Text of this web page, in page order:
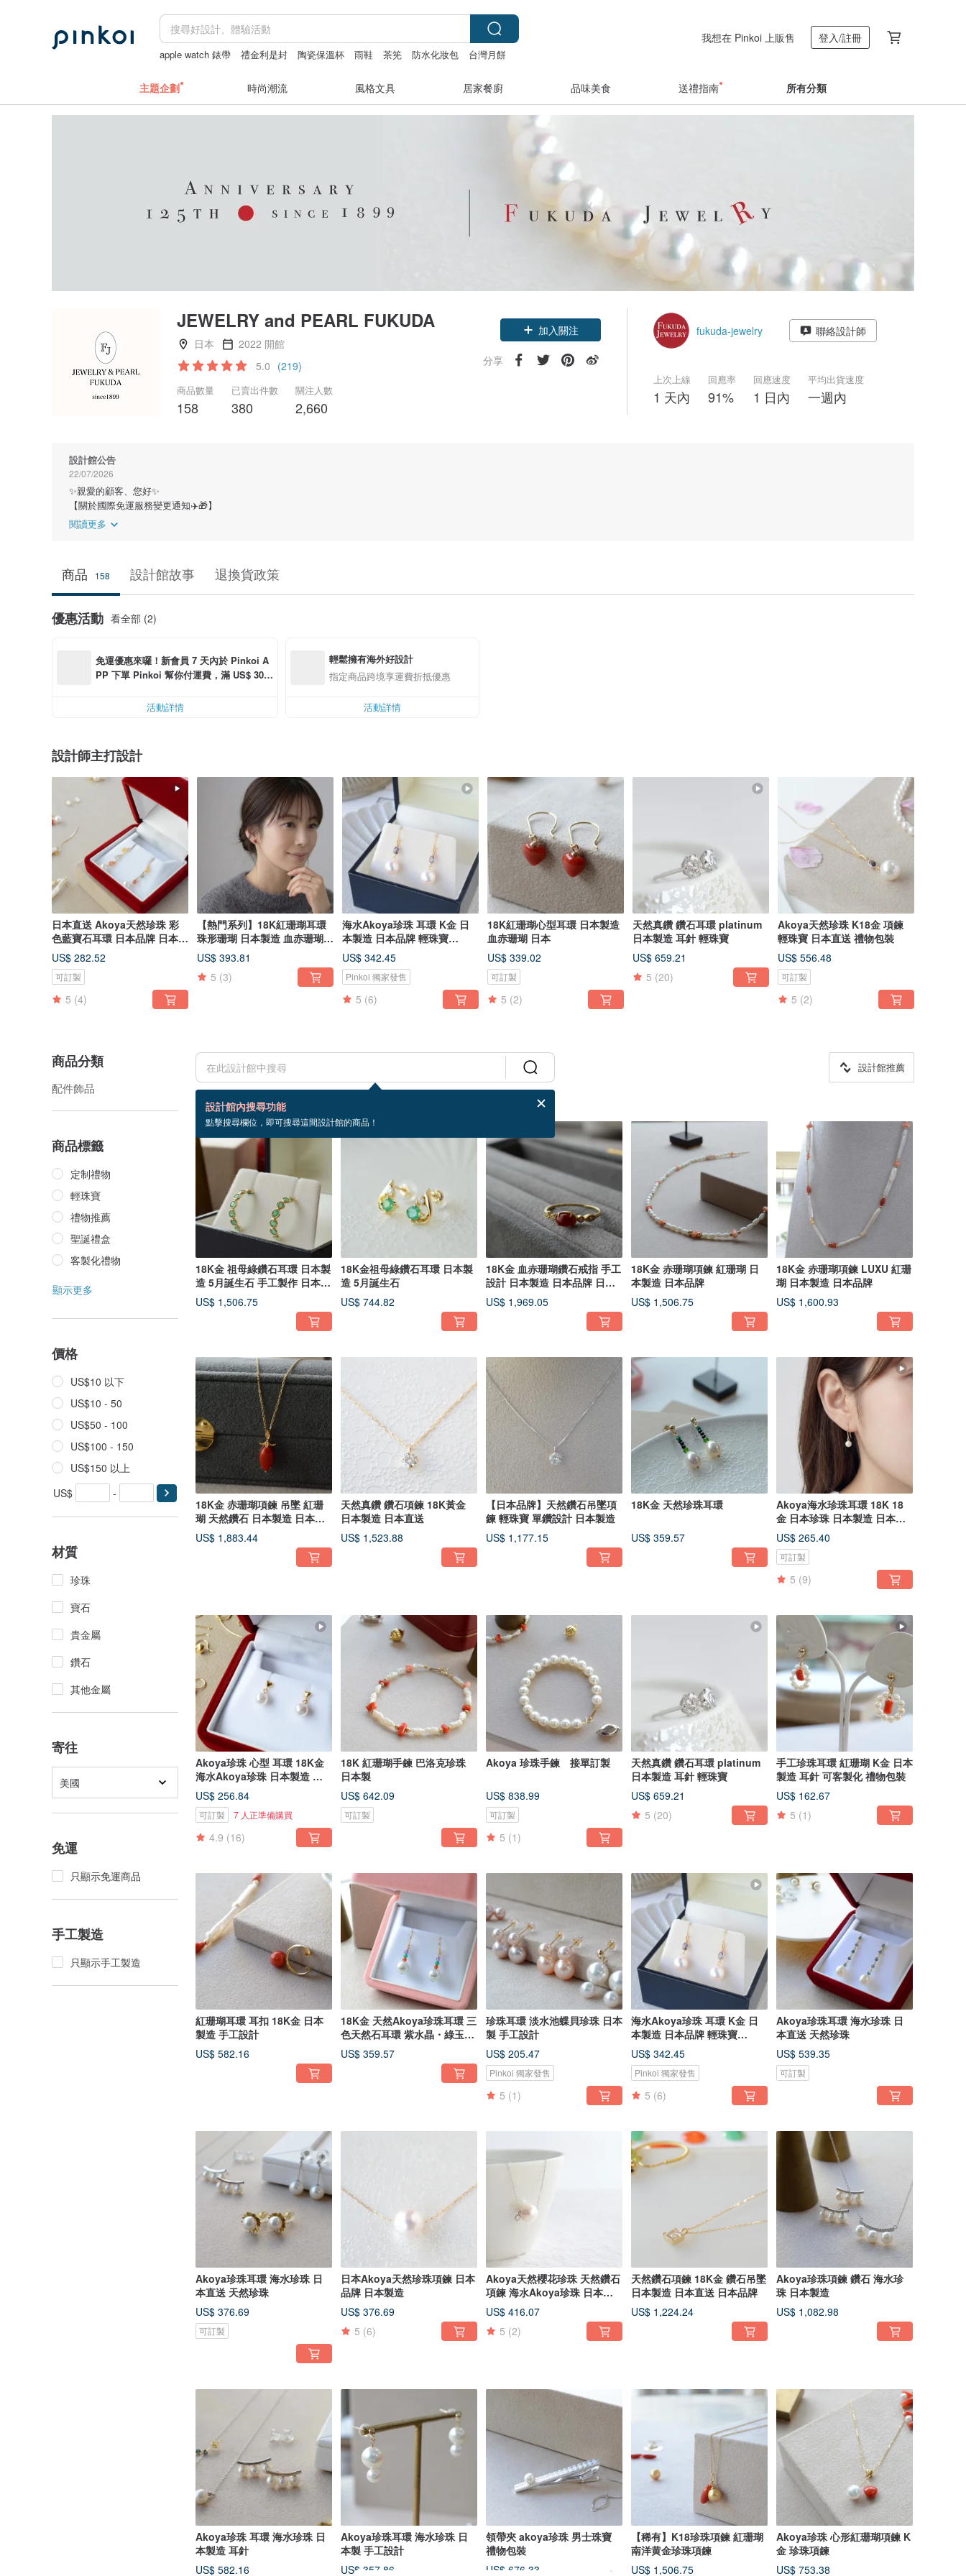
apple watch 錶帶 禮金利是封 陶瓷保溫杯 雨鞋 茶筅 防水化妝包
台灣月餅
我想在 Pinkoi 上販售 登入/註冊
主題企劃 時尚潮流 風格文具 居家餐廚 品味美食 送禮指南 所有分類
JEWELRY and PEARL FUKUDA
日本
2022 開館
5.0 (219)
商品數量
158
已賣出件數
380
關注人數
2,660
領優惠券
加入關注
分享
fukuda-jewelry 聯絡設計師
上次上線
1 天內
回應率
91%
回應速度
1 日內
平均出貨速度
一週內
設計館公告
22/07/2026
✨親愛的顧客、您好✨
【關於國際免運服務變更通知✈️🎁】
閱讀更多
商品 158 設計館故事 退換貨政策
優惠活動 看全部 (2)
免運優惠來囉！新會員 7 天內於 Pinkoi A
PP 下單 Pinkoi 幫你付運費，滿 US$ 30.0
活動詳情
輕鬆擁有海外好設計
指定商品跨境享運費折抵優惠
活動詳情
設計師主打設計
日本直送 Akoya天然珍珠 彩
色藍寶石耳環 日本品牌 日本製
造
US$ 282.52
可訂製
5 (4)
【熱門系列】18K紅珊瑚耳環
珠形珊瑚 日本製造 血赤珊瑚
日本製
US$ 393.81
5 (3)
海水Akoya珍珠 耳環 K金 日
本製造 日本品牌 輕珠寶
K18/K10可選
US$ 342.45
Pinkoi 獨家發售
5 (6)
18K紅珊瑚心型耳環 日本製造
血赤珊瑚 日本
US$ 339.02
可訂製
5 (2)
天然真鑽 鑽石耳環 platinum
日本製造 耳針 輕珠寶
US$ 659.21
5 (20)
Akoya天然珍珠 K18金 項鍊
輕珠寶 日本直送 禮物包裝
US$ 556.48
可訂製
5 (2)
商品分類
配件飾品
商品標籤
定制禮物
輕珠寶
禮物推薦
聖誕禮盒
客製化禮物
顯示更多
價格
US$10 以下
US$10 - 50
US$50 - 100
US$100 - 150
US$150 以上
US$
-
材質
珍珠
寶石
貴金屬
鑽石
其他金屬
寄往
美國
免運
只顯示免運商品
手工製造
只顯示手工製造
設計館內搜尋功能
點擊搜尋欄位，即可搜尋這間設計館的商品！
設計館推薦
158 個商品
18K金 祖母綠鑽石耳環 日本製
造 5月誕生石 手工製作 日本直
送
US$ 1,506.75
18K金祖母綠鑽石耳環 日本製
造 5月誕生石
US$ 744.82
18K金 血赤珊瑚鑽石戒指 手工
設計 日本製造 日本品牌 日本
老舖
US$ 1,969.05
18K金 赤珊瑚項鍊 紅珊瑚 日
本製造 日本品牌
US$ 1,506.75
18K金 赤珊瑚項鍊 LUXU 紅珊
瑚 日本製造 日本品牌
US$ 1,600.93
18K金 赤珊瑚項鍊 吊墜 紅珊
瑚 天然鑽石 日本製造 日本品
牌
US$ 1,883.44
天然真鑽 鑽石項鍊 18K黃金
日本製造 日本直送
US$ 1,523.88
【日本品牌】天然鑽石吊墜項
鍊 輕珠寶 單鑽設計 日本製造
US$ 1,177.15
18K金 天然珍珠耳環
US$ 359.57
Akoya海水珍珠耳環 18K 18
金 日本珍珠 日本製造 日本直
送
US$ 265.40
可訂製
5 (9)
Akoya珍珠 心型 耳環 18K金
海水Akoya珍珠 日本製造 日
本品牌
US$ 256.84
可訂製 7 人正準備購買
4.9 (16)
18K 紅珊瑚手鍊 巴洛克珍珠
日本製
US$ 642.09
可訂製
Akoya 珍珠手鍊 接單訂製
US$ 838.99
可訂製
5 (1)
天然真鑽 鑽石耳環 platinum
日本製造 耳針 輕珠寶
US$ 659.21
5 (20)
手工珍珠耳環 紅珊瑚 K金 日本
製造 耳針 可客製化 禮物包裝
US$ 162.67
5 (1)
紅珊瑚耳環 耳扣 18K金 日本
製造 手工設計
US$ 582.16
18K金 天然Akoya珍珠耳環 三
色天然石耳環 紫水晶・綠玉
髓・紅玉
US$ 359.57
珍珠耳環 淡水池蝶貝珍珠 日本
製 手工設計
US$ 205.47
Pinkoi 獨家發售
5 (1)
海水Akoya珍珠 耳環 K金 日
本製造 日本品牌 輕珠寶
K18/K10可選
US$ 342.45
Pinkoi 獨家發售
5 (6)
Akoya珍珠耳環 海水珍珠 日
本直送 天然珍珠
US$ 539.35
可訂製
Akoya珍珠耳環 海水珍珠 日
本直送 天然珍珠
US$ 376.69
可訂製
日本Akoya天然珍珠項鍊 日本
品牌 日本製造
US$ 376.69
5 (6)
Akoya天然櫻花珍珠 天然鑽石
項鍊 海水Akoya珍珠 日本製
造
US$ 416.07
5 (2)
天然鑽石項鍊 18K金 鑽石吊墜
日本製造 日本直送 日本品牌
US$ 1,224.24
Akoya珍珠項鍊 鑽石 海水珍
珠 日本製造
US$ 1,082.98
Akoya珍珠 耳環 海水珍珠 日
本製造 耳針
US$ 582.16
Akoya珍珠耳環 海水珍珠 日
本製 手工設計
US$ 357.86
領帶夾 akoya珍珠 男士珠寶
禮物包裝
US$ 676.33
【稀有】K18珍珠項鍊 紅珊瑚
南洋黄金珍珠項鍊
US$ 1,506.75
Akoya珍珠 心形紅珊瑚項鍊 K
金 珍珠項鍊
US$ 753.38